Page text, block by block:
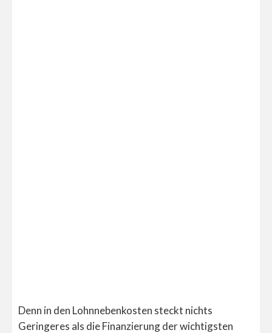
Denn in den Lohnnebenkosten steckt nichts
Geringeres als die Finanzierung der wichtigsten